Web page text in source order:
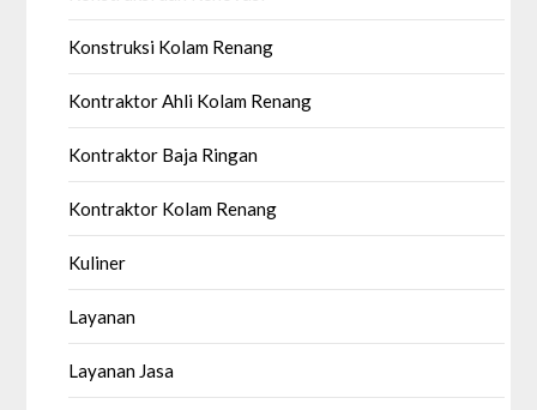
Konstruksi Kolam Renang
Kontraktor Ahli Kolam Renang
Kontraktor Baja Ringan
Kontraktor Kolam Renang
Kuliner
Layanan
Layanan Jasa